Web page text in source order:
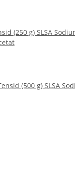
(250 g) SLSA